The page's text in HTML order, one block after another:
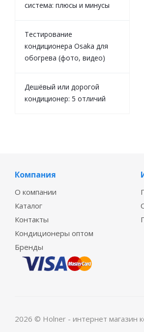
система: плюсы и минусы
Тестирование
кондиционера Osaka для
обогрева (фото, видео)
Дешёвый или дорогой
кондиционер: 5 отличий
Компания
О компании
Каталог
Контакты
Кондиционеры оптом
Бренды
2026 © Holner - интернет магазин